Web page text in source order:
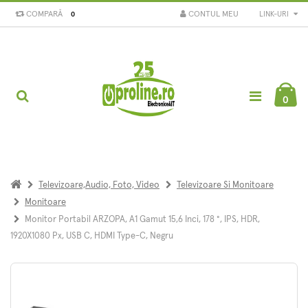
COMPARĂ 0 LINK-URI
CONTUL MEU
0
Televizoare,Audio, Foto, Video
Televizoare Si Monitoare
Monitoare
Monitor Portabil ARZOPA, A1 Gamut 15,6 Inci, 178 °, IPS, HDR,
1920X1080 Px, USB C, HDMI Type-C, Negru